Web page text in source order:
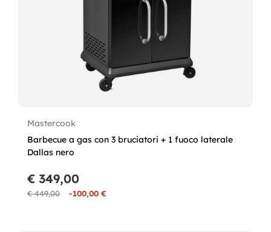
Mastercook
Barbecue a gas con 3 bruciatori + 1 fuoco laterale
Dallas nero
€ 449,00 -100,00 €
€ 349,00